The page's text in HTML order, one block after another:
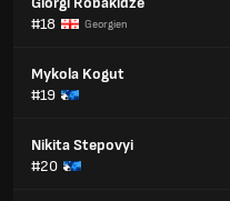
#18
Georgien
Mykola Kogut
#19
Nikita Stepovyi
#20